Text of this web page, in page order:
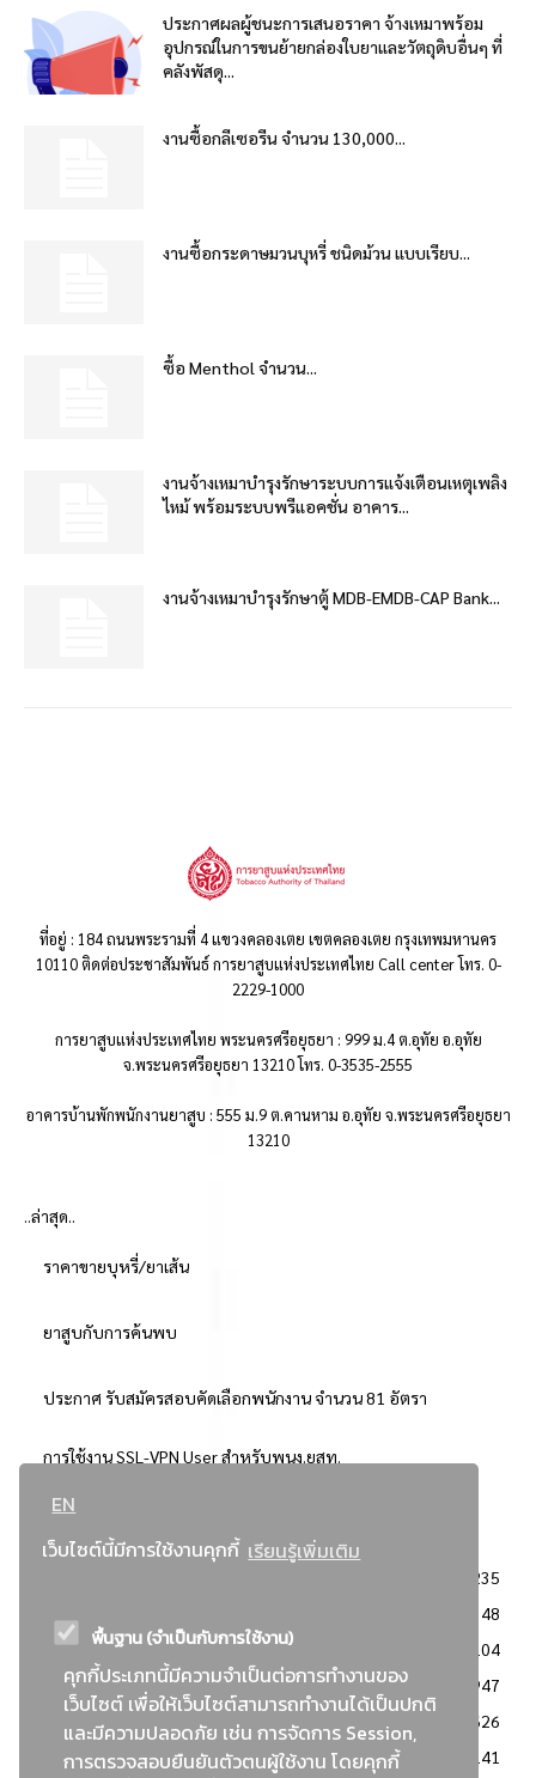
EN
เว็บไซต์นี้มีการใช้งานคุกกี้ เรียนรู้เพิ่มเติม
พื้นฐาน (จำเป็นกับการใช้งาน)
คุกกี้ประเภทนี้มีความจำเป็นต่อการทำงานของ
เว็บไซต์ เพื่อให้เว็บไซต์สามารถทำงานได้เป็นปกติ
และมีความปลอดภัย เช่น การจัดการ Session,
การตรวจสอบยืนยันตัวตนผู้ใช้งาน โดยคุกกี้
ประกาศผลผู้ชนะการเสนอราคา จ้างเหมาพร้อม
อุปกรณ์ในการขนย้ายกล่องใบยาและวัตถุดิบอื่นๆ ที่
คลังพัสดุ...
งานซื้อกลีเซอรีน จำนวน 130,000...
งานซื้อกระดาษมวนบุหรี่ ชนิดม้วน แบบเรียบ...
ซื้อ Menthol จำนวน...
งานจ้างเหมาบำรุงรักษาระบบการแจ้งเตือนเหตุเพลิง
ไหม้ พร้อมระบบพรีแอคชั่น อาคาร...
งานจ้างเหมาบำรุงรักษาตู้ MDB-EMDB-CAP Bank...
ที่อยู่ : 184 ถนนพระรามที่ 4 แขวงคลองเตย เขตคลองเตย กรุงเทพมหานคร
10110 ติดต่อประชาสัมพันธ์ การยาสูบแห่งประเทศไทย Call center โทร. 0-
2229-1000
การยาสูบแห่งประเทศไทย พระนครศรีอยุธยา : 999 ม.4 ต.อุทัย อ.อุทัย
จ.พระนครศรีอยุธยา 13210 โทร. 0-3535-2555
อาคารบ้านพักพนักงานยาสูบ : 555 ม.9 ต.คานหาม อ.อุทัย จ.พระนครศรีอยุธยา
13210
..ล่าสุด..
ราคาขายบุหรี่/ยาเส้น
ยาสูบกับการค้นพบ
ประกาศ รับสมัครสอบคัดเลือกพนักงาน จำนวน 81 อัตรา
การใช้งาน SSL-VPN User สำหรับพนง.ยสท.
..ยอดนิยม..
3235
2348
: วิธีเฉพาะเจาะจง
2104
ข่าวสาร/ประกาศ
1947
: เอกสารส่งเสริมความโปร่งใสในการจัดซื้อจัดจ้าง
1626
ข่าวสารจัดซื้อจัดจ้าง
1141